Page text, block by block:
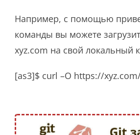
Например, с помощью
команды вы можете
xyz.com на свой локальный
[as3]$ curl –O https://